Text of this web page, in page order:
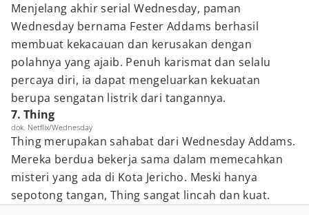
Menjelang akhir serial Wednesday, paman
Wednesday bernama Fester Addams berhasil
membuat kekacauan dan kerusakan dengan
polahnya yang ajaib. Penuh karismat dan selalu
percaya diri, ia dapat mengeluarkan kekuatan
berupa sengatan listrik dari tangannya.
7. Thing
dok. Netflix/Wednesday
Thing merupakan sahabat dari Wednesday Addams.
Mereka berdua bekerja sama dalam memecahkan
misteri yang ada di Kota Jericho. Meski hanya
sepotong tangan, Thing sangat lincah dan kuat.